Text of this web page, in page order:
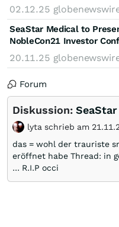
02.12.25
SeaStar Medical to
NobleCon21 Investor
20.11.25
Forum
Diskussion:
lyta schrieb am
das = wohl der trauriste
eröffnet habe Thread: in
... R.I.P occi